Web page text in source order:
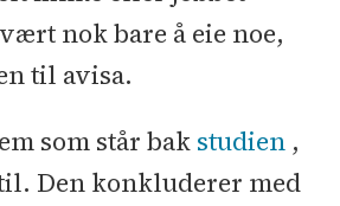
nok bare å eie noe,
til avisa.
som står bak studien,
Den konkluderer med